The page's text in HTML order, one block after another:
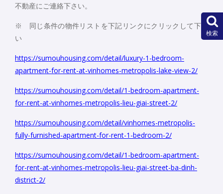
不動産にご連絡下さい。
※ 同じ条件の物件リストを下記リンクにクリックして下さ
い
https://sumouhousing.com/detail/luxury-1-bedroom-
apartment-for-rent-at-vinhomes-metropolis-lake-view-2/
https://sumouhousing.com/detail/1-bedroom-apartment-
for-rent-at-vinhomes-metropolis-lieu-giai-street-2/
https://sumouhousing.com/detail/vinhomes-metropolis-
fully-furnished-apartment-for-rent-1-bedroom-2/
https://sumouhousing.com/detail/1-bedroom-apartment-
for-rent-at-vinhomes-metropolis-lieu-giai-street-ba-dinh-
district-2/
検索